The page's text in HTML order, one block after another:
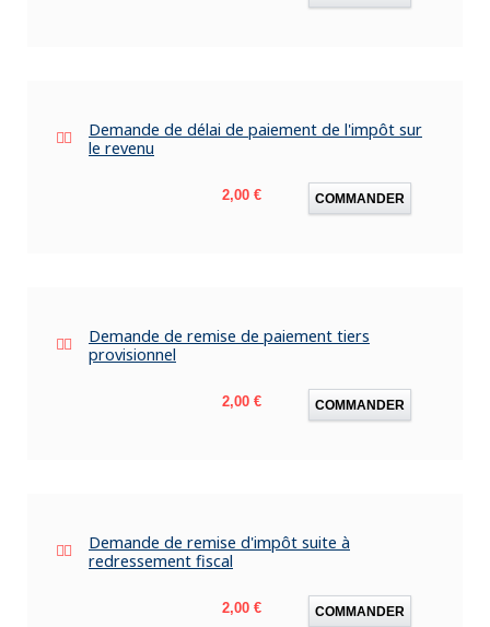
Demande de délai de paiement de l'impôt sur
le revenu
Prix
2,00 € COMMANDER
Demande de remise de paiement tiers
provisionnel
Prix
2,00 € COMMANDER
Demande de remise d'impôt suite à
redressement fiscal
Prix
2,00 € COMMANDER